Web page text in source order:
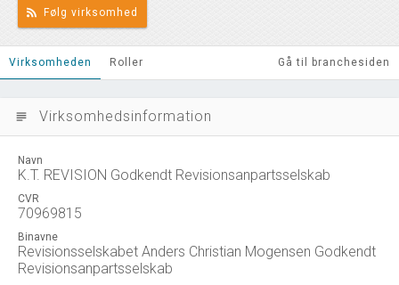
Følg virksomhed
Virksomheden Roller Gå til branchesiden
subject Virksomhedsinformation
Navn
K.T. REVISION Godkendt Revisionsanpartsselskab
CVR
70969815
Binavne
Revisionsselskabet Anders Christian Mogensen Godkendt
Revisionsanpartsselskab